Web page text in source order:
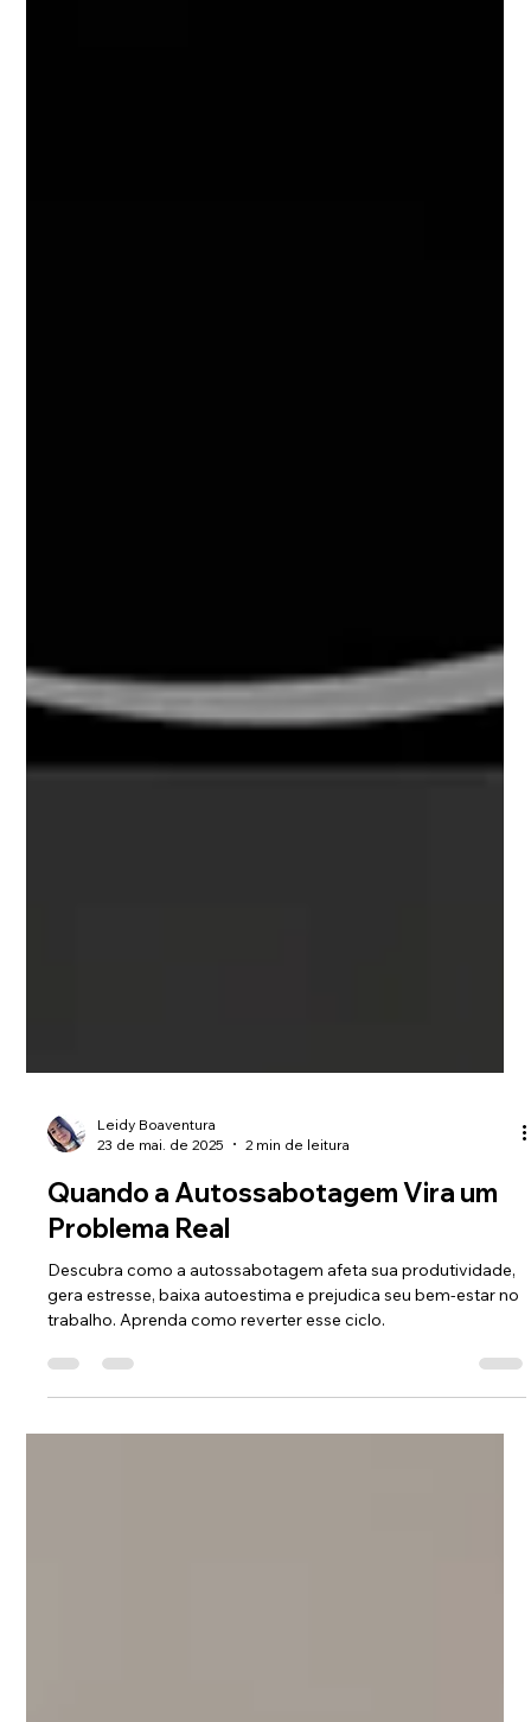
23 de mai. de 2025
2 min de leitura
Quando a Autossabotagem Vira um
Problema Real
Descubra como a autossabotagem afeta sua produtividade,
trabalho. Aprenda como reverter esse ciclo.